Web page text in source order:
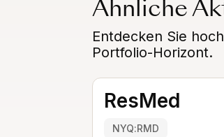
Ähnliche
Entdecken Sie
Portfolio-Horizont.
ResMed
NYQ:RMD